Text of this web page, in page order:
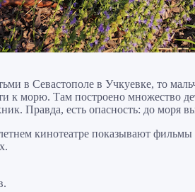
в Севастополе в Учкуевке, то
к морю. Там построено множество
Правда, есть опасность: до моря
кинотеатре показывают